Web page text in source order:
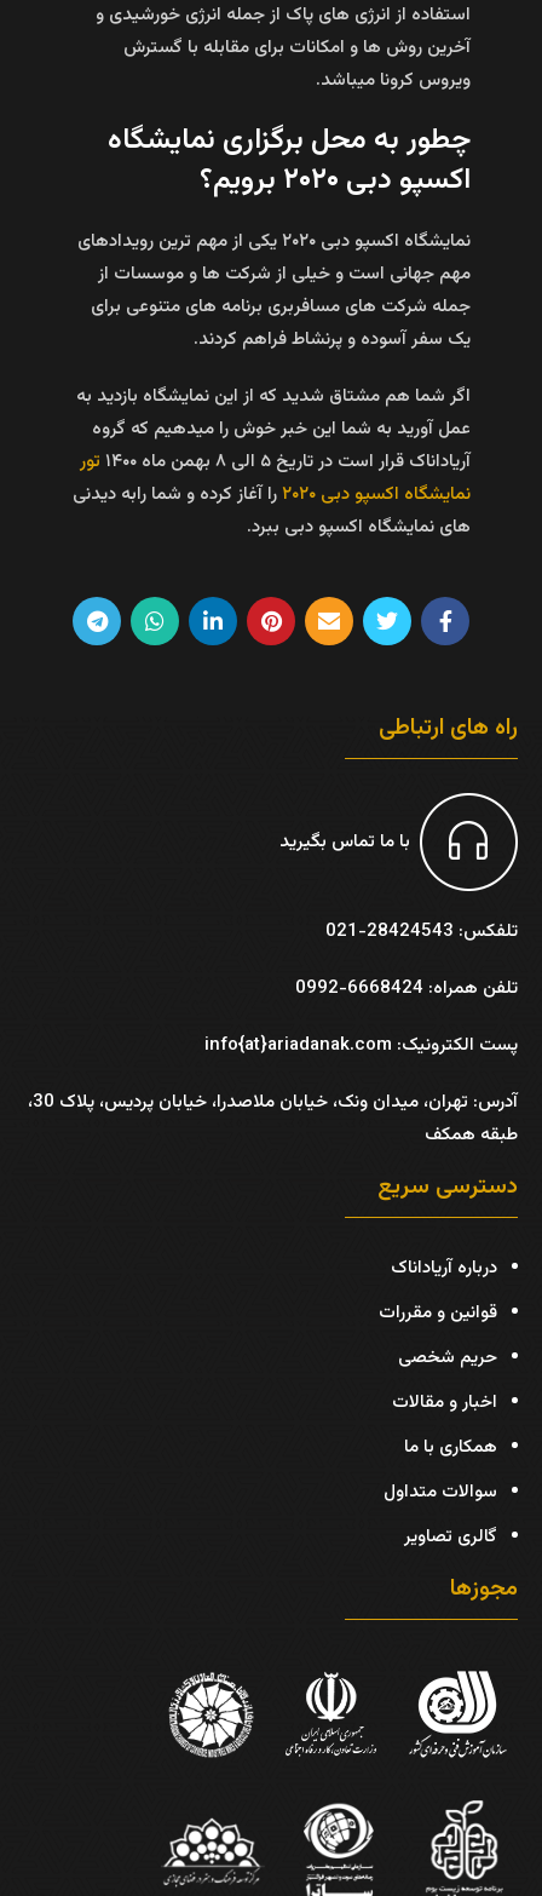
استفاده از انرژی های پاک از جمله انرژی خورشیدی و
آخرین روش ها و امکانات برای مقابله با گسترش
ویروس کرونا میباشد.
چطور به محل برگزاری نمایشگاه
اکسپو دبی ۲۰۲۰ برویم؟
نمایشگاه اکسپو دبی ۲۰۲۰ یکی از مهم ترین رویدادهای
مهم جهانی است و خیلی از شرکت ها و موسسات از
جمله شرکت های مسافربری برنامه های متنوعی برای
یک سفر آسوده و پرنشاط فراهم کردند.
اگر شما هم مشتاق شدید که از این نمایشگاه بازدید به
عمل آورید به شما این خبر خوش را میدهیم که گروه
آریاداناک قرار است در تاریخ ۵ الی ۸ بهمن ماه ۱۴۰۰
تور
نمایشگاه اکسپو دبی ۲۰۲۰
را آغاز کرده و شما رابه دیدنی
های نمایشگاه اکسپو دبی ببرد.
راه های ارتباطی
با ما تماس بگیرید
تلفکس: 28424543-021
تلفن همراه: 6668424-0992
پست الکترونیک: info{at}ariadanak.com
آدرس:
تهران، میدان ونک، خیابان ملاصدرا، خیابان پردیس، پلاک 30،
طبقه همکف
دسترسی سریع
درباره آریاداناک
قوانین و مقررات
حریم شخصی
اخبار و مقالات
همکاری با ما
سوالات متداول
گالری تصاویر
مجوزها